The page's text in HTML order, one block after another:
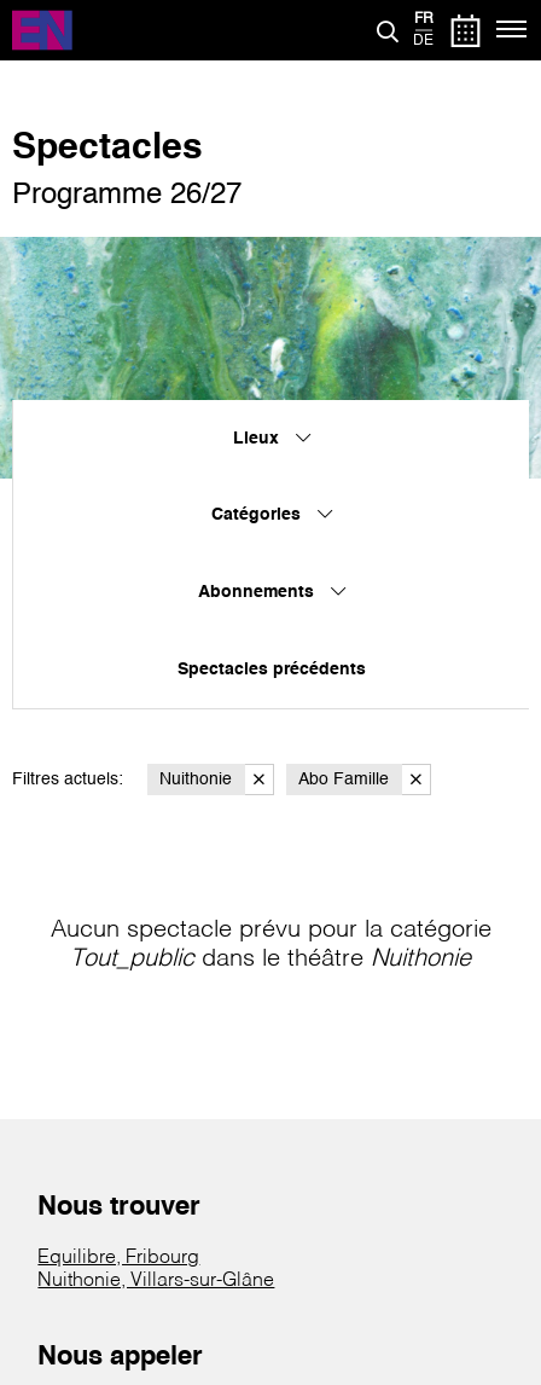
Aller
contenu
FR
DE
Spectacles
Programme 26/27
Lieux
Catégories
Abonnements
Spectacles précédents
Filtres actuels: Nuithonie Abo Famille
Aucun spectacle prévu pour la catégorie
Tout_publicdans le théâtre Nuithonie
Nous trouver
Equilibre, Fribourg
Nuithonie, Villars-sur-Glâne
Nous appeler